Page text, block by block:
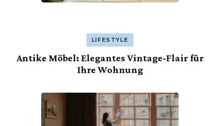
LIFESTYLE
Antike Möbel: Elegantes Vintage-Flair für
Ihre Wohnung